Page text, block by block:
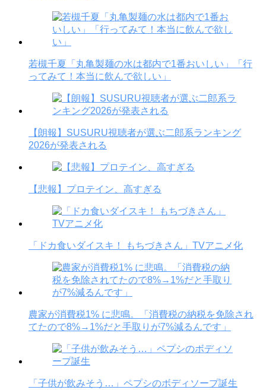
若槻千夏「丸亀製麺の水は都内で1番おいしい」「行
ってみて！本当に飲んで欲しい」
【朗報】SUSURU視聴者が選ぶ二郎系ランキング
2026が発表される
【悲報】プロテイン、高すぎる
「ドカ食いダイスキ！ もちづきさん」TVアニメ化
農家が消費税1% に悲鳴。「消費税の納税を免除され
てたので8%→1%だと手取りが7%減るんです」
「子供が飲みそう…」ペプシのボディソープ誕生